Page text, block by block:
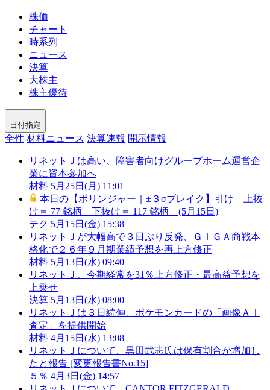
株価
チャート
時系列
ニュース
決算
大株主
株主優待
日付指定
全件 材料ニュース 決算速報 開示情報
リネットＪは高い、障害者向けグループホーム運営企
業に資本参加へ
材料 5月25日(月) 11:01
本日の【ボリンジャー｜±３σブレイク】引け 上抜
け＝ 77 銘柄 下抜け＝ 117 銘柄 (5月15日)
テク 5月15日(金) 15:38
リネットＪが大幅高で３日ぶり反発、ＧＩＧＡ商戦本
格化で２６年９月期業績予想を再上方修正
材料 5月13日(水) 09:40
リネットＪ、今期経常を31％上方修正・最高益予想を
上乗せ
決算 5月13日(水) 08:00
リネットＪは３日続伸、ポケモンカードの「画像ＡＩ
査定」を提供開始
材料 4月15日(水) 13:08
リネットＪについて、黒田武志氏は保有割合が増加し
たと報告 [変更報告書No.15]
５％ 4月3日(金) 14:57